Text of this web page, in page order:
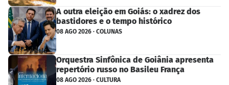
A outra eleição em Goiás: o xadrez dos
bastidores e o tempo histórico
08 AGO 2026 · COLUNAS
Orquestra Sinfônica de Goiânia apresenta
repertório russo no Basileu França
08 AGO 2026 · CULTURA